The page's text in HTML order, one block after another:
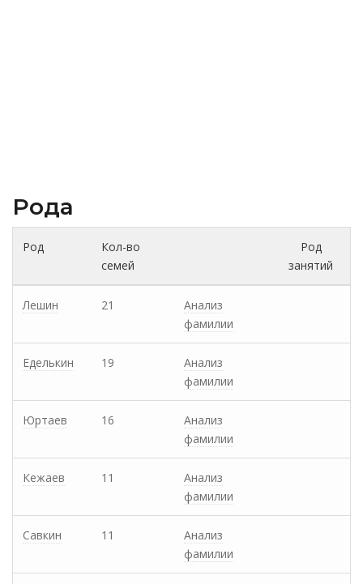
Рода
Род
Кол-во
семей
Род
занятий
Лешин 21
Анализ
фамилии
Еделькин 19
Анализ
фамилии
Юртаев 16
Анализ
фамилии
Кежаев 11
Анализ
фамилии
Савкин 11
Анализ
фамилии